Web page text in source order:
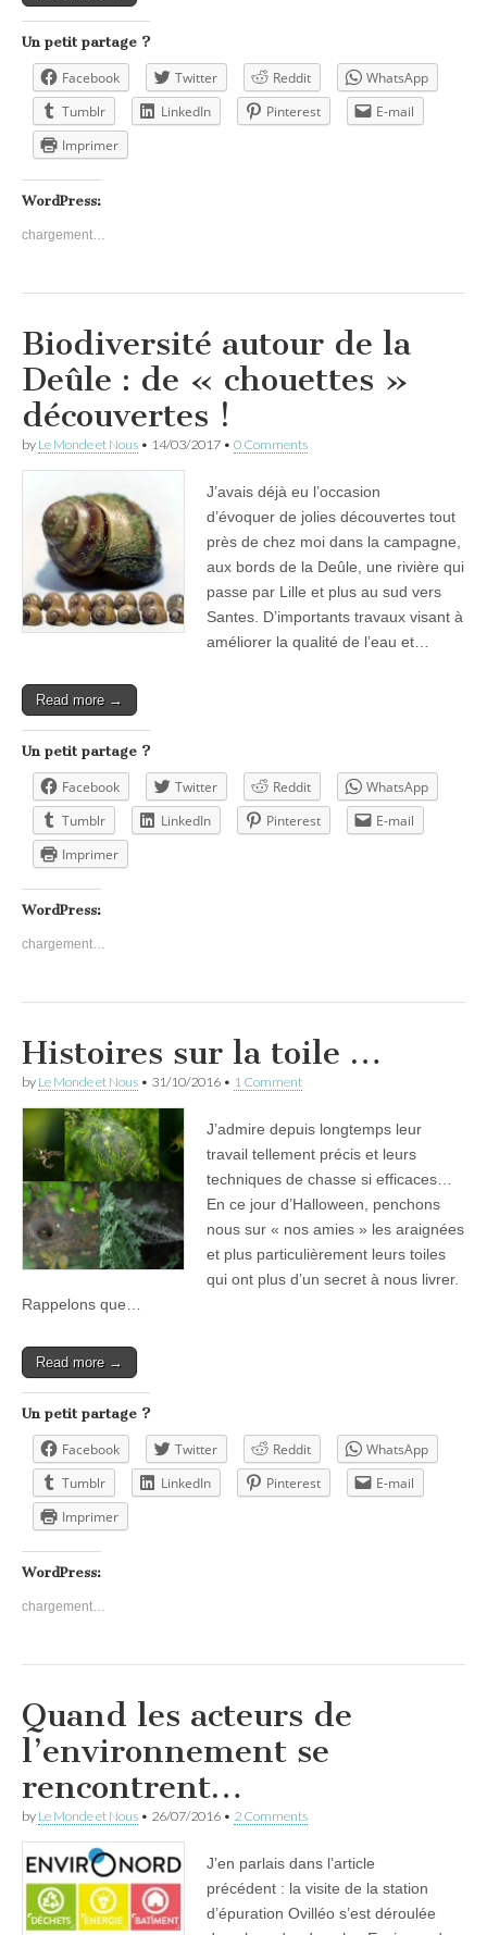
Un petit partage ?
Facebook Twitter Reddit
WhatsApp
Tumblr
LinkedIn Pinterest
E-mail
Imprimer
WordPress:
chargement…
Biodiversité autour de la
Deûle : de « chouettes »
découvertes !
by Le Monde et Nous • 14/03/2017 • 0 Comments
J’avais déjà eu l’occasion
d’évoquer de jolies découvertes tout
près de chez moi dans la campagne,
aux bords de la Deûle, une rivière qui
passe par Lille et plus au sud vers
Santes. D’importants travaux visant à
améliorer la qualité de l’eau et…
Read more →
Un petit partage ?
Facebook Twitter Reddit
WhatsApp
Tumblr
LinkedIn Pinterest
E-mail
Imprimer
WordPress:
chargement…
Histoires sur la toile …
by Le Monde et Nous • 31/10/2016 • 1 Comment
J’admire depuis longtemps leur
travail tellement précis et leurs
techniques de chasse si efficaces…
En ce jour d’Halloween, penchons
nous sur « nos amies » les araignées
et plus particulièrement leurs toiles
qui ont plus d’un secret à nous livrer.
Rappelons que…
Read more →
Un petit partage ?
Facebook Twitter Reddit
WhatsApp
Tumblr
LinkedIn Pinterest
E-mail
Imprimer
WordPress:
chargement…
Quand les acteurs de
l’environnement se
rencontrent…
by Le Monde et Nous • 26/07/2016 • 2 Comments
J’en parlais dans l’article
précédent : la visite de la station
d’épuration Ovilléo s’est déroulée